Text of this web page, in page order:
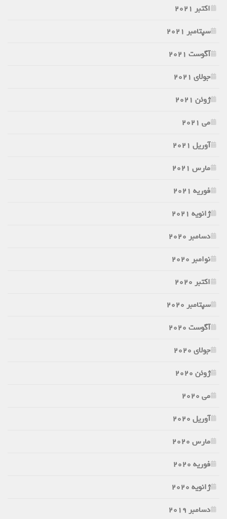
اکتبر 2021
سپتامبر 2021
آگوست 2021
جولای 2021
ژوئن 2021
می 2021
آوریل 2021
مارس 2021
فوریه 2021
ژانویه 2021
دسامبر 2020
نوامبر 2020
اکتبر 2020
سپتامبر 2020
آگوست 2020
جولای 2020
ژوئن 2020
می 2020
آوریل 2020
مارس 2020
فوریه 2020
ژانویه 2020
دسامبر 2019